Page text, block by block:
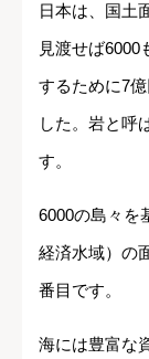
日本は、国土
見渡せば6000
するために7
した。岩と呼
す。
6000の島々を
経済水域）の
番目です。
海には豊富な